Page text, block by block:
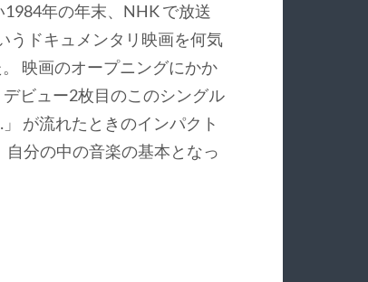
年の年末、NHK で放送
うドキュメンタリ映画を何気
映画のオープニングにかか
デビュー2枚目のこのシングル
が流れたときのインパクト
分の中の音楽の基本となっ